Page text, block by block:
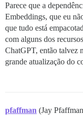
Parece que a
Embeddings, que eu
que tudo está
com alguns dos
ChatGPT, então talvez
grande atualização do
pfaffman (Jay